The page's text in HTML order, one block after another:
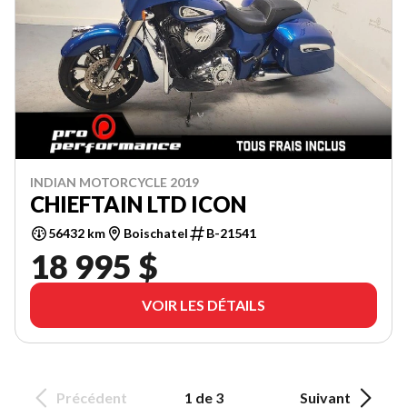
INDIAN MOTORCYCLE 2019
CHIEFTAIN LTD ICON
56432 km Boischatel B-21541
18 995 $
VOIR LES DÉTAILS
Précédent 1 de 3 Suivant